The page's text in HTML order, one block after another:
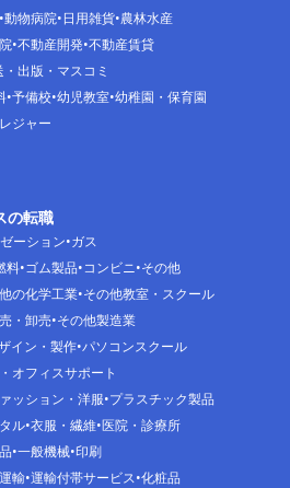
動物病院 日用雑貨 農林水産
不動産開発 不動産賃貸
・出版・マスコミ
予備校 幼児教室 幼稚園・保育園
ジャー
の転職
ーション ガス
料 ゴム製品 コンビニ その他
の化学工業 その他教室・スクール
・卸売 その他製造業
イン・製作 パソコンスクール
オフィスサポート
ッション・洋服 プラスチック製品
ル 衣服・繊維 医院・診療所
一般機械 印刷
運輸 運輸付帯サービス 化粧品